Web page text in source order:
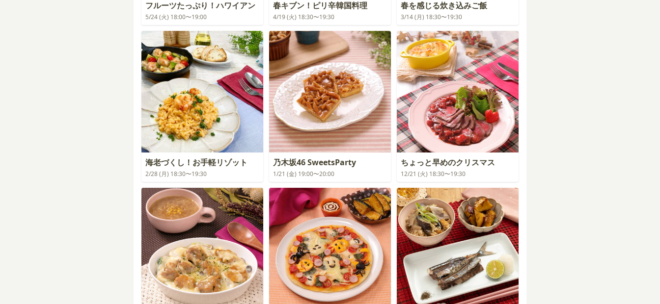
フルーツたっぷり！ハワイアン
5/24 (火) 18:00〜19:00
春キブン！ピリ辛韓国料理
4/19 (火) 18:30〜19:30
春を感じる炊き込みご飯
3/14 (月) 18:30〜19:30
海老づくし！お手軽リゾット
2/28 (月) 18:30〜19:30
乃木坂46 SweetsParty
1/21 (金) 19:00〜20:00
ちょっと早めのクリスマス
12/21 (火) 18:30〜19:30